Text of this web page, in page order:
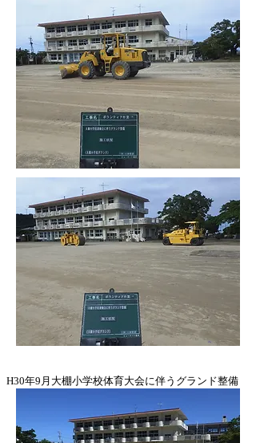
H30年9月大棚小学校体育大会に伴うグランド整備